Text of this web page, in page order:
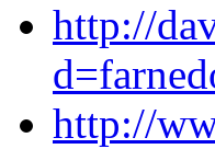
http://
http://